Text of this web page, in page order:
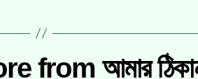
from আমার